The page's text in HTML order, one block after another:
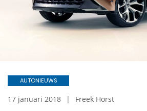
AUTONIEUWS
17 januari 2018 Freek Horst